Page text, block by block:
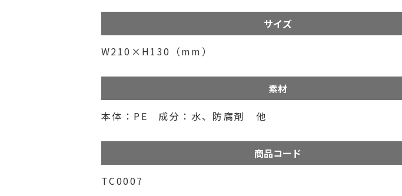
サイズ
W210×H130（mm）
素材
本体：PE 成分：水、防腐剤 他
商品コード
TC0007